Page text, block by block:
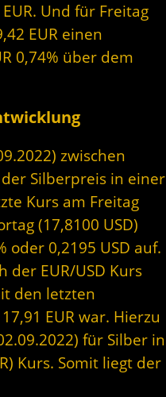
Und für Freitag
EUR einen
0,74% über dem
zwischen
der Silberpreis in einer
Kurs am Freitag
(17,8100 USD)
oder 0,2195 USD auf.
EUR/USD Kurs
den letzten
EUR war. Hierzu
für Silber in
Kurs. Somit liegt der